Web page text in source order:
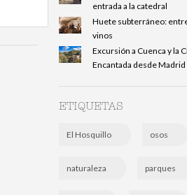
entrada a la catedral
Huete subterráneo:
vinos
Excursión a Cuenca y la
Encantada desde Madrid
ETIQUETAS
El Hosquillo osos
naturaleza parques